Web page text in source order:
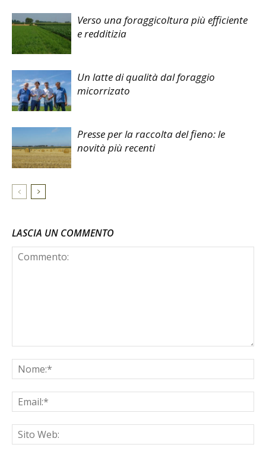
Verso una foraggicoltura più efficiente
e redditizia
Un latte di qualità dal foraggio
micorrizato
Presse per la raccolta del fieno: le
novità più recenti
LASCIA UN COMMENTO